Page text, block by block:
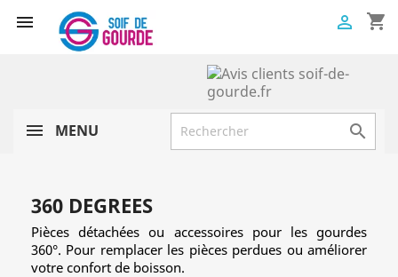
 shopping_cart

MENU 
360 DEGREES
Pièces détachées ou accessoires pour les gourdes
360°. Pour remplacer les pièces perdues ou améliorer
votre confort de boisson.